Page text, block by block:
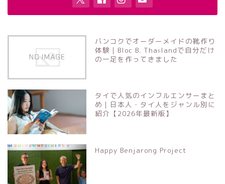
バンコクでオーダーメイドの靴作り
体験｜Bloc B. Thailandで自分だけ
の一足を作ってきました
タイで人気のインフルエンサーまと
め｜日本人・タイ人をジャンル別に
紹介【2026年最新版】
Happy Benjarong Project